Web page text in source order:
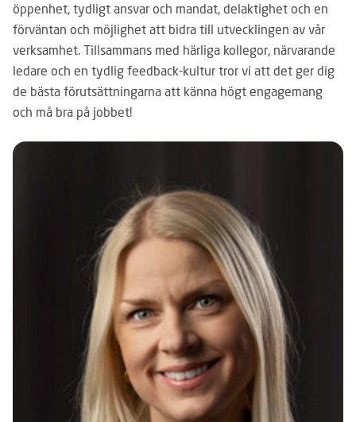
öppenhet, tydligt ansvar och mandat, delaktighet och en
förväntan och möjlighet att bidra till utvecklingen av vår
verksamhet. Tillsammans med härliga kollegor, närvarande
ledare och en tydlig feedback-kultur tror vi att det ger dig
de bästa förutsättningarna att känna högt engagemang
och må bra på jobbet!